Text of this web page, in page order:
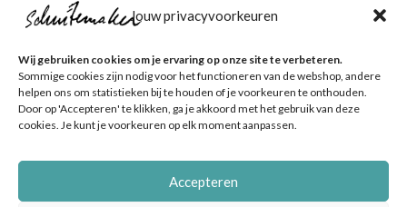
Jouw privacyvoorkeuren
Wij gebruiken cookies om je ervaring op onze site te verbeteren.
Sommige cookies zijn nodig voor het functioneren van de webshop, andere
helpen ons om statistieken bij te houden of je voorkeuren te onthouden.
Door op 'Accepteren' te klikken, ga je akkoord met het gebruik van deze
cookies. Je kunt je voorkeuren op elk moment aanpassen.
Accepteren
Privacy en persoonsgegevens
Ga naar onze pagina
Volg ons op Instagram
Ga naar onze pagina